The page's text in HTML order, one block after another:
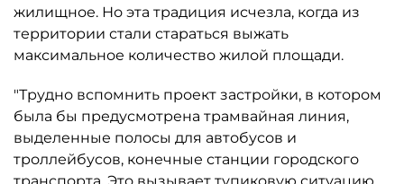
жилищное. Но эта традиция исчезла, когда из
территории стали стараться выжать
максимальное количество жилой площади.
"Трудно вспомнить проект застройки, в котором
была бы предусмотрена трамвайная линия,
выделенные полосы для автобусов и
троллейбусов, конечные станции городского